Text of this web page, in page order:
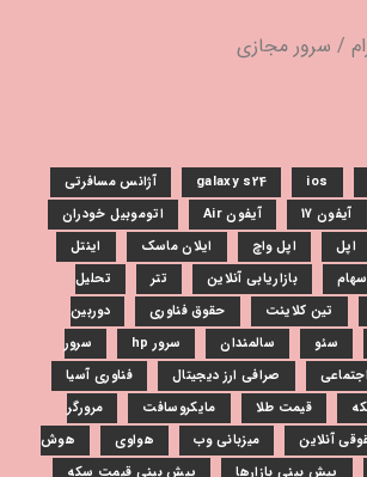
/ سرور مجازی
galaxy s24 ios
آژانس مسافرتی
آیفون 17 آیفون Air
اتوموبیل خودران
اپل اپل واچ ایلان ماسک
اینتل
سهام بازاریابی آنلاین تتر
تحلیل
تین کلاینت حقوق فناوری
دوربین
سئو سالمندان سرور hp
سرور
صرافی ارز دیجیتال
فناوری آسیا
قیمت طلا مایکروسافت
مرورگر
آنلاین میزبانی وب هواوی
هوش
پیش بینی بازارها پیش بینی قیمت سکه